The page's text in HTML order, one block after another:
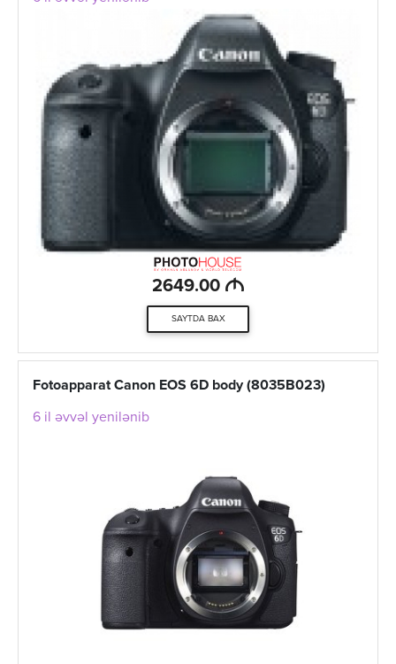
2649.00 M
SAYTDA BAX
Fotoapparat Canon EOS 6D body (8035B023)
6 il əvvəl yenilənib